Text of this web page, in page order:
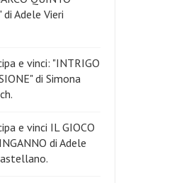
di Adele Vieri
e vinci: "INTRIGO
di Simona
e vinci IL GIOCO
di Adele